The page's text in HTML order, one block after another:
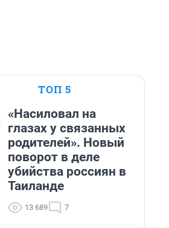
ТОП 5
«Насиловал на
глазах у связанных
родителей». Новый
поворот в деле
убийства россиян в
Таиланде
13 689 7